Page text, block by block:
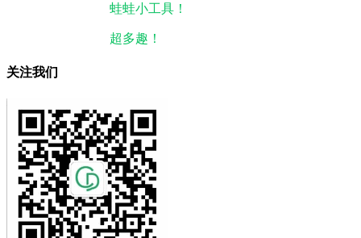
蛙蛙小工具！
超多趣！
关注我们